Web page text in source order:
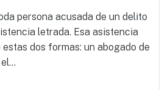
persona acusada de un delito
letrada. Esa asistencia
dos formas: un abogado de